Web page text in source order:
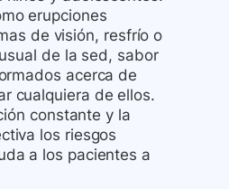
erupciones
de visión, resfrío o
de la sed, sabor
acerca de
cualquiera de ellos.
constante y la
los riesgos
a los pacientes a